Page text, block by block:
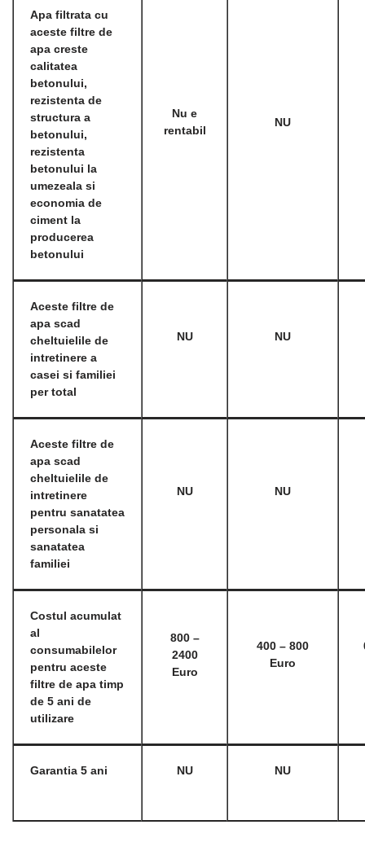
Apa filtrata cu
aceste filtre de
apa creste
calitatea
betonului,
rezistenta de
structura a
betonului,
rezistenta
betonului la
umezeala si
economia de
ciment la
producerea
betonului
Nu e
rentabil
NU
Aceste filtre de
apa scad
cheltuielile de
intretinere a
casei si familiei
per total
NU NU
Aceste filtre de
apa scad
cheltuielile de
intretinere
pentru sanatatea
personala si
sanatatea
familiei
NU NU
Costul acumulat
al
consumabilelor
pentru aceste
filtre de apa timp
de 5 ani de
utilizare
800 –
2400
Euro
400 – 800
Euro
Garantia 5 ani NU NU